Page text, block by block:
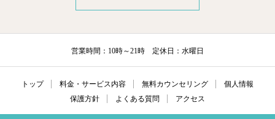
営業時間：10時～21時 定休日：水曜日
トップ 料金・サービス内容 無料カウンセリング
個人情報
保護方針
よくある質問 アクセス